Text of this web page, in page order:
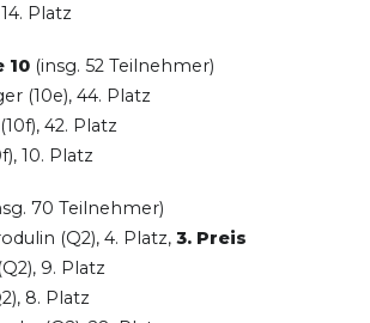
Platz
10 (insg. 52 Teilnehmer)
(10e), 44. Platz
42. Platz
10. Platz
70 Teilnehmer)
(Q2), 4. Platz, 3. Preis
9. Platz
8. Platz